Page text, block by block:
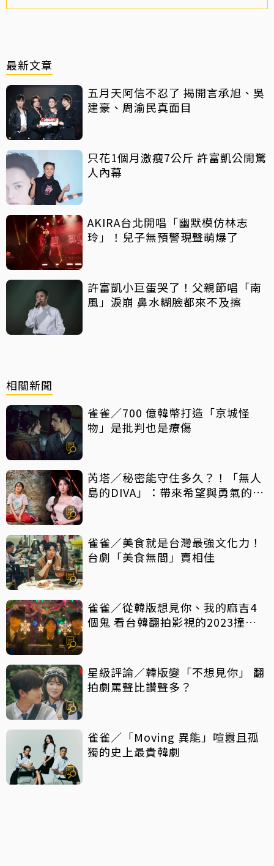
最新文章
五月天阿信不忍了 揭開言承旭、吳
建豪、周渝民真面目
只花1個月激瘦7公斤 許富凱公開驚
人內幕
AKIRA台北開唱「幽默模仿林志
玲」！兒子無預警現聲萌爆了
許富凱小巨蛋哭了！父親節唱「南
風」淚崩 鼻水糊臉都來不及擦
相關新聞
雀雀／700 億韓幣打造「京城怪
物」是批判也是療傷
芮塔／秘密能守住多久？！「無人
島的DIVA」：帶來希望與勇氣的反
雀雀／美食就是台灣最強文化力！
台劇「美食無間」賣相佳
雀雀／從韓版想見你、我的麻吉4
個鬼 看台韓翻拍影視的2023撞擊
星級評論／韓版變「不想見你」 翻
拍劇罵聲比讚聲多？
雀雀／「Moving 異能」喧囂且孤
獨的史上最貴韓劇